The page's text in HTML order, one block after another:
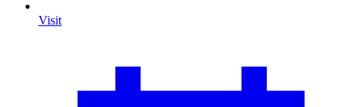
Visit